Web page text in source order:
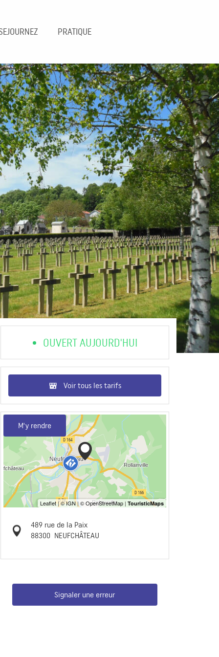
PRATIQUE
OUVERT AUJOURD'HUI
Voir tous les tarifs
M'y rendre
489 rue de la Paix
88300 NEUFCHÂTEAU
Signaler une erreur